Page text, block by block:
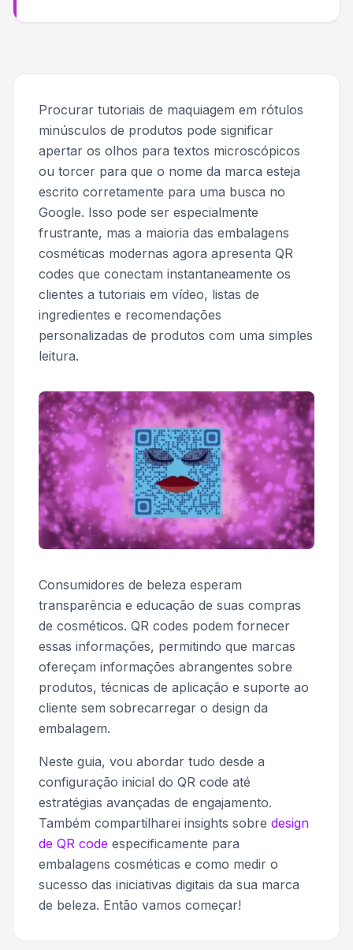
Procurar tutoriais de maquiagem em rótulos
minúsculos de produtos pode significar
apertar os olhos para textos microscópicos
ou torcer para que o nome da marca esteja
escrito corretamente para uma busca no
Google. Isso pode ser especialmente
frustrante, mas a maioria das embalagens
cosméticas modernas agora apresenta QR
codes que conectam instantaneamente os
clientes a tutoriais em vídeo, listas de
ingredientes e recomendações
personalizadas de produtos com uma simples
leitura.
Consumidores de beleza esperam
transparência e educação de suas compras
de cosméticos. QR codes podem fornecer
essas informações, permitindo que marcas
ofereçam informações abrangentes sobre
produtos, técnicas de aplicação e suporte ao
cliente sem sobrecarregar o design da
embalagem.
Neste guia, vou abordar tudo desde a
configuração inicial do QR code até
estratégias avançadas de engajamento.
Também compartilharei insights sobre design
de QR code especificamente para
embalagens cosméticas e como medir o
sucesso das iniciativas digitais da sua marca
de beleza. Então vamos começar!